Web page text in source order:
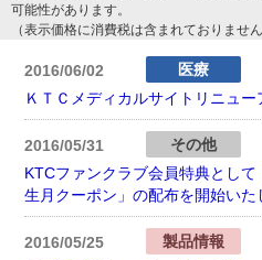
可能性があります。
（表示価格に消費税は含まれておりません
2016/06/02
医療
ＫＴＣメディカルサイトリニュ
2016/05/31
その他
KTCファンクラブ会員特典とし
生月クーポン」の配布を開始いた
2016/05/25
製品情報